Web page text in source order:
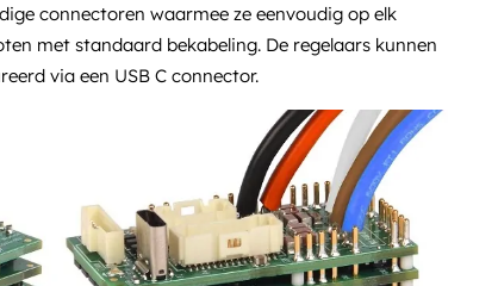
connectoren waarmee ze eenvoudig op elk
met standaard bekabeling. De regelaars kunnen
via een USB C connector.